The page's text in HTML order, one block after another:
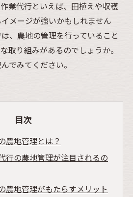
業代行といえば、田植えや収穫
メージが強いかもしれません
、農地の管理を行っていること
取り組みがあるのでしょうか。
でみてください。
目次
農地管理とは？
行の農地管理が注目されるの
農地管理がもたらすメリット